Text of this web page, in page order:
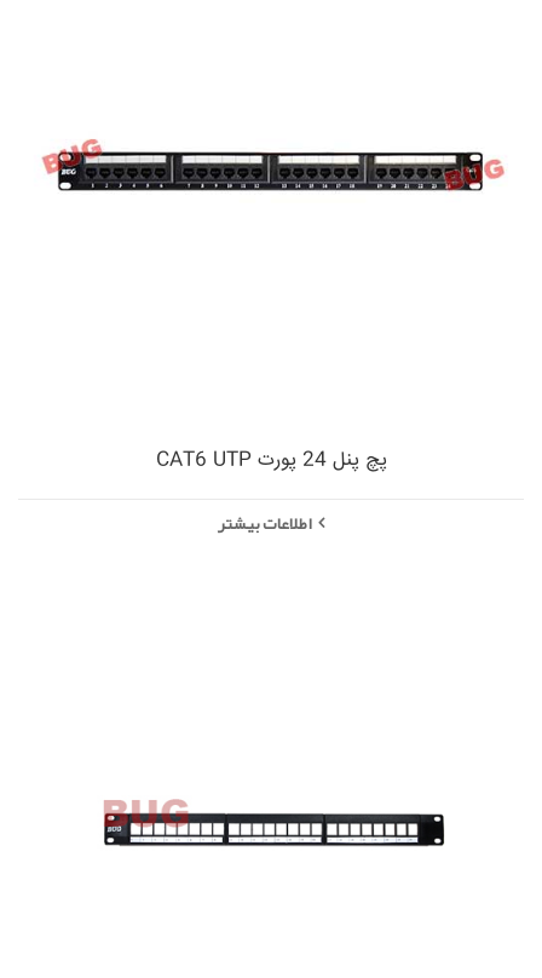
پچ پنل 24 پورت CAT6 UTP
اطلاعات بیشتر